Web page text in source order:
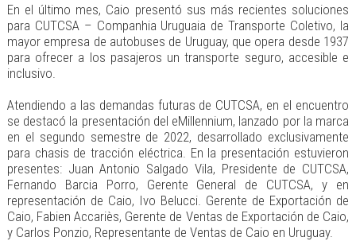
En el último mes, Caio presentó sus más recientes soluciones
para CUTCSA – Companhia Uruguaia de Transporte Coletivo, la
mayor empresa de autobuses de Uruguay, que opera desde 1937
para ofrecer a los pasajeros un transporte seguro, accesible e
inclusivo.
Atendiendo a las demandas futuras de CUTCSA, en el encuentro
se destacó la presentación del eMillennium, lanzado por la marca
en el segundo semestre de 2022, desarrollado exclusivamente
para chasis de tracción eléctrica. En la presentación estuvieron
presentes: Juan Antonio Salgado Vila, Presidente de CUTCSA,
Fernando Barcia Porro, Gerente General de CUTCSA, y en
representación de Caio, Ivo Belucci. Gerente de Exportación de
Caio, Fabien Accariès, Gerente de Ventas de Exportación de Caio,
y Carlos Ponzio, Representante de Ventas de Caio en Uruguay.